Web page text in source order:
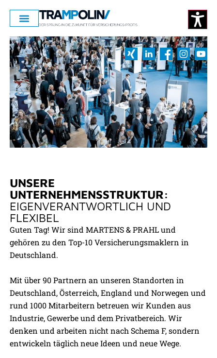
UNSERE
UNTERNEHMENSSTRUKTUR:
EIGENVERANTWORTLICH UND
FLEXIBEL
Guten Tag! Wir sind MARTENS & PRAHL und
gehören zu den Top-10 Versicherungsmaklern in
Deutschland.
Mit über 90 Partnern an unseren Standorten in
Deutschland, Österreich, England und Norwegen und
rund 1000 Mitarbeitern betreuen wir Kunden aus
Industrie, Gewerbe und dem Privatbereich. Wir
denken und arbeiten nicht nach Schema F, sondern
entwickeln täglich neue Ideen und neue Wege.